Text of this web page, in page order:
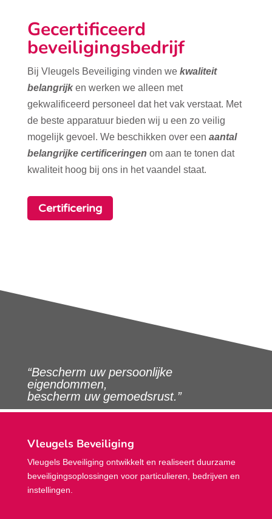
Gecertificeerd
beveiligingsbedrijf
Bij Vleugels Beveiliging vinden we kwaliteit
belangrijk en werken we alleen met
gekwalificeerd personeel dat het vak verstaat. Met
de beste apparatuur bieden wij u een zo veilig
mogelijk gevoel. We beschikken over een aantal
belangrijke certificeringen om aan te tonen dat
kwaliteit hoog bij ons in het vaandel staat.
Certificering
“Bescherm uw persoonlijke
eigendommen,
bescherm uw gemoedsrust.”
Vleugels Beveiliging
Vleugels Beveiliging ontwikkelt en realiseert duurzame
beveiligings­oplossingen voor particulieren, bedrijven en
instellingen.